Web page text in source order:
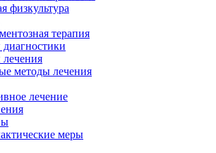
физкультура
терапия
методы лечения
лечение
меры